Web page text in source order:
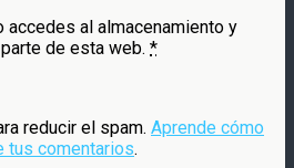
al almacenamiento y
de esta web. *
reducir el spam. Aprende cómo
tus comentarios.